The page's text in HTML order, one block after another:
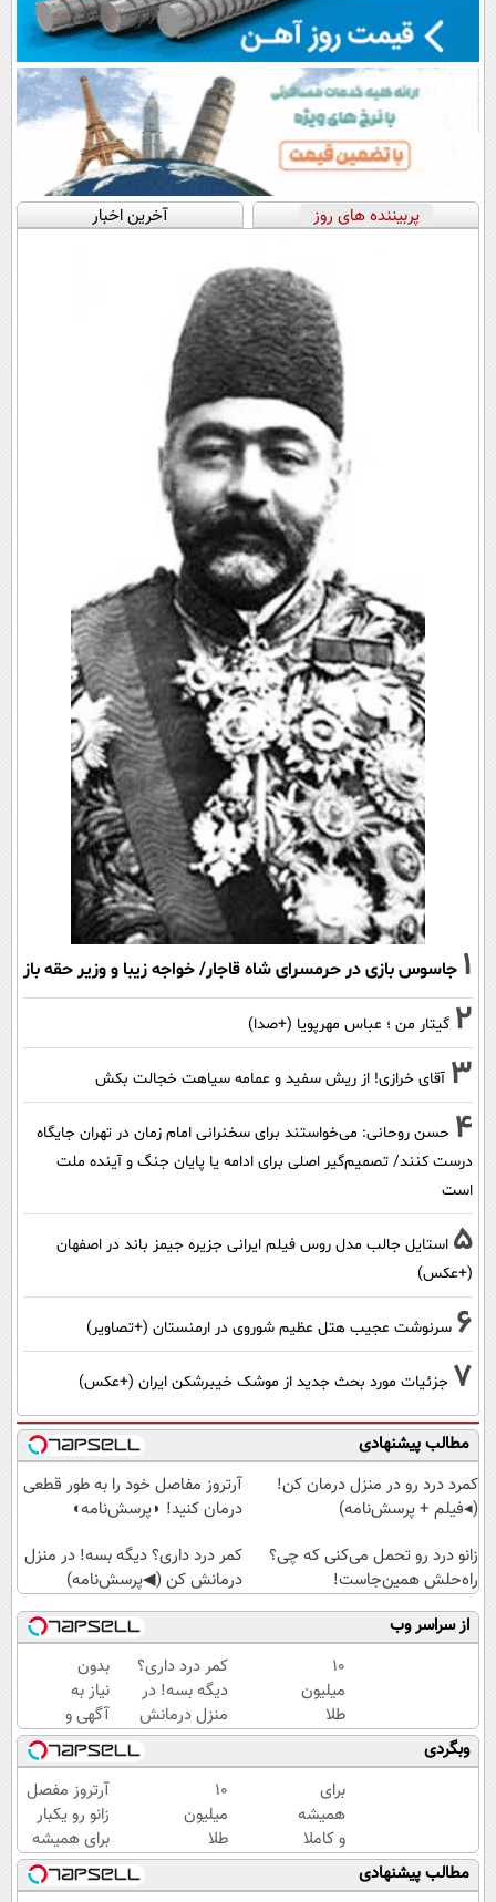
پربیننده های روز آخرین اخبار
1 جاسوس بازی در حرمسرای شاه قاجار/ خواجه زیبا و وزیر حقه باز
2 گیتار من ؛ عباس مهرپویا (+صدا)
3 آقای خرازی! از ریش سفید و عمامه سیاهت خجالت بکش
4 حسن روحانی: می‌خواستند برای سخنرانی امام زمان در تهران جایگاه
درست کنند/ تصمیم‌گیر اصلی برای ادامه یا پایان جنگ و آینده ملت
است
5 استایل جالب مدل روس فیلم ایرانی جزیره جیمز باند در اصفهان
(+عکس)
6 سرنوشت عجیب هتل عظیم شوروی در ارمنستان (+تصاویر)
7 جزئیات مورد بحث جدید از موشک خیبرشکن ایران (+عکس)
مطالب پیشنهادی
کمرد درد رو در منزل درمان کن!
(◂فیلم + پرسش‌نامه)
آرتروز مفاصل خود را به طور قطعی
درمان کنید! ◗پرسش‌نامه◖
زانو درد رو تحمل می‌کنی که چی؟
راه‌حلش همین‌جاست!
کمر درد داری؟ دیگه بسه! در منزل
درمانش کن (◀پرسش‌نامه)
از سراسر وب
10
میلیون
طلا
بخر،
آخر
برابرشو
ببر🔥
کمر درد داری؟
دیگه بسه! در
منزل درمانش
کن
(◀پرسش‌نامه)
بدون
نیاز به
آگهی و
با یکبار
مراجعه
وبگردی
برای
همیشه
و کاملا
تضمینی
زانو
10
میلیون
طلا
بخر،
آخر
آرتروز مفصل
زانو رو یکبار
برای همیشه
درمان کن!
◗پرسش‌نامه◖
مطالب پیشنهادی